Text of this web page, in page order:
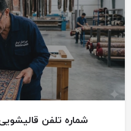
شماره تلفن